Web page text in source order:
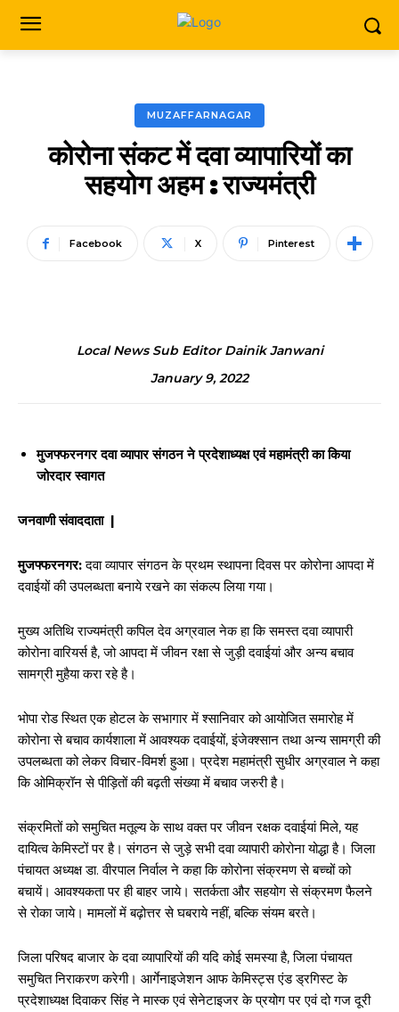
MUZAFFARNAGAR
कोरोना संकट में दवा व्यापारियों का
सहयोग अहम : राज्यमंत्री
Facebook X Pinterest
Local News Sub Editor Dainik Janwani
January 9, 2022
मुजफ्फरनगर दवा व्यापार संगठन ने प्रदेशाध्यक्ष एवं महामंत्री का किया
जोरदार स्वागत
जनवाणी संवाददाता |
मुजफ्फरनगर:दवा व्यापार संगठन के प्रथम स्थापना दिवस पर कोरोना आपदा में
दवाईयों की उपलब्धता बनाये रखने का संकल्प लिया गया।
मुख्य अतिथि राज्यमंत्री कपिल देव अग्रवाल नेक हा कि समस्त दवा व्यापारी
कोरोना वारियर्स है, जो आपदा में जीवन रक्षा से जुड़ी दवाईयां और अन्य बचाव
सामग्री मुहैया करा रहे है।
​भोपा रोड स्थित एक होटल के सभागार में श्सानिवार को आयोजित समारोह में
कोरोना से बचाव कार्यशाला में आवश्यक दवाईयों, इंजेक्श्सान तथा अन्य सामग्री की
उपलब्धता को लेकर विचार-विमर्श हुआ। प्रदेश महामंत्री सुधीर अग्रवाल ने कहा
कि ओमिक्रॉन से पीड़ितों की बढ़ती संख्या में बचाव जरुरी है।
संक्रमितों को समुचित मतूल्य के साथ वक्त पर जीवन रक्षक दवाईयां मिले, यह
दायित्व केमिस्टों पर है। संगठन से जुड़े सभी दवा व्यापारी कोरोना योद्धा है। जिला
पंचायत अध्यक्ष डा. वीरपाल निर्वाल ने कहा कि कोरोना संक्रमण से बच्चों को
बचायें। आवश्यकता पर ही बाहर जाये। सतर्कता और सहयोग से संक्रमण फैलने
से रोका जाये। मामलों में बढ़ोत्तर से घबराये नहीं, बल्कि संयम बरते।
जिला परिषद बाजार के दवा व्यापारियों की यदि कोई समस्या है, जिला पंचायत
समुचित निराकरण करेगी। आर्गेनाइजेशन आफ केमिस्ट्स एंड ड्रगिस्ट के
प्रदेशाध्यक्ष दिवाकर सिंह ने मास्क एवं सेनेटाइजर के प्रयोग पर एवं दो गज दूरी